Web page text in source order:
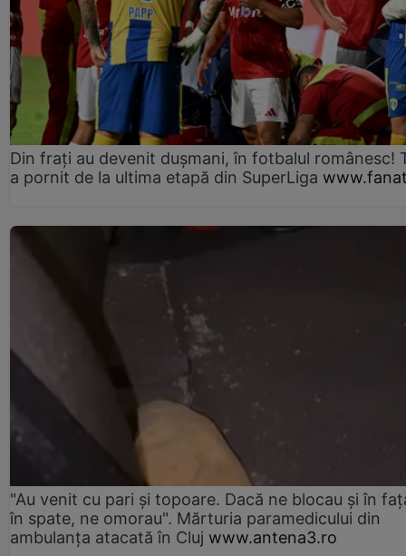
Din frați au devenit dușmani, în fotbalul românesc!
a pornit de la ultima etapă din SuperLiga
"Au venit cu pari și topoare. Dacă ne blocau şi în
în spate, ne omorau". Mărturia paramedicului din
ambulanţa atacată în Cluj www.antena3.ro